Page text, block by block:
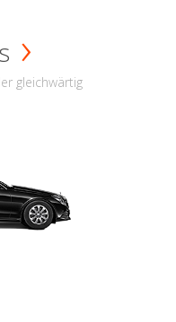
gleichwärtig